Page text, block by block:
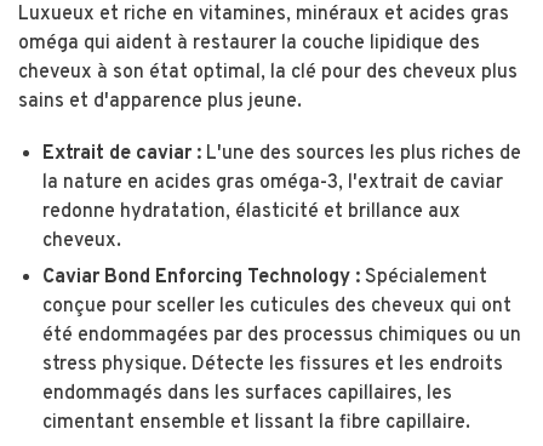
Luxueux et riche en vitamines, minéraux et acides gras
oméga qui aident à restaurer la couche lipidique des
cheveux à son état optimal, la clé pour des cheveux plus
sains et d'apparence plus jeune.
Extrait de caviar : L'une des sources les plus riches de
la nature en acides gras oméga-3, l'extrait de caviar
redonne hydratation, élasticité et brillance aux
cheveux.
Caviar Bond Enforcing Technology : Spécialement
conçue pour sceller les cuticules des cheveux qui ont
été endommagées par des processus chimiques ou un
stress physique. Détecte les fissures et les endroits
endommagés dans les surfaces capillaires, les
cimentant ensemble et lissant la fibre capillaire.